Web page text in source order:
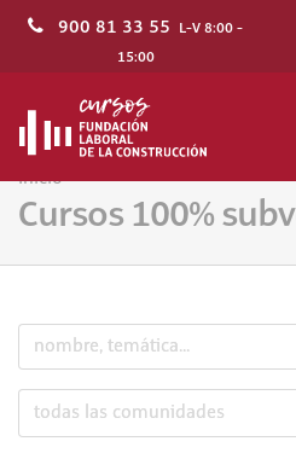
900 81 33 55 L-V 8:00 -
15:00
Inicio
Cursos 100%